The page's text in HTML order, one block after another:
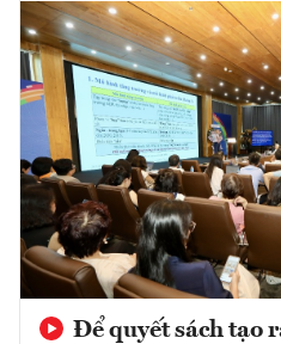
Để quyết sách tạo